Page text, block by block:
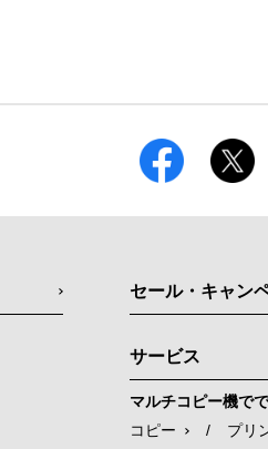
セール・キャン
サービス
マルチコピー機で
コピー
/
プリ